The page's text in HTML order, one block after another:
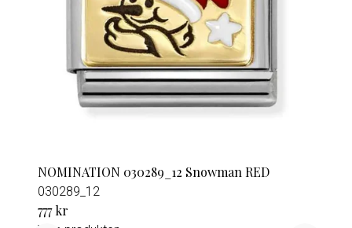
NOMINATION 030289_12 Snowman RED
030289_12
777 kr